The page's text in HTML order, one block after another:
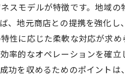
スモデルが特徴です。地域
、地元商店との提携を強化
性に応じた柔軟な対応が求
率的なオペレーションを確
功を収めるためのポイント